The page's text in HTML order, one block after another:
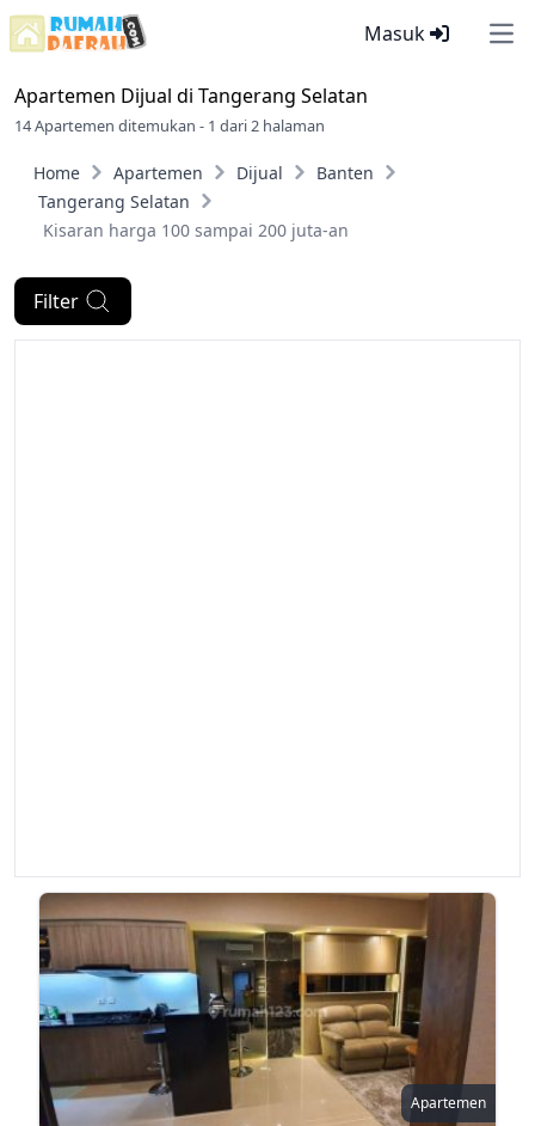
Masuk
Apartemen Dijual di Tangerang Selatan
14 Apartemen ditemukan - 1 dari 2 halaman
Home Apartemen Dijual
Banten
Tangerang Selatan
Kisaran harga 100 sampai 200 juta-an
Filter
Apartemen